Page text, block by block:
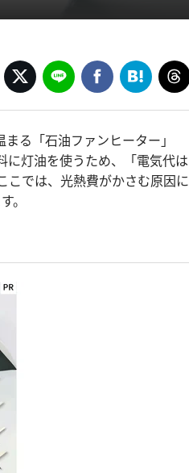
る「石油ファンヒーター」
に灯油を使うため、「電気代は
こでは、光熱費がかさむ原因に
。